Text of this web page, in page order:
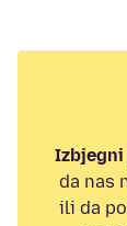
Izbjegni
da nas
ili da